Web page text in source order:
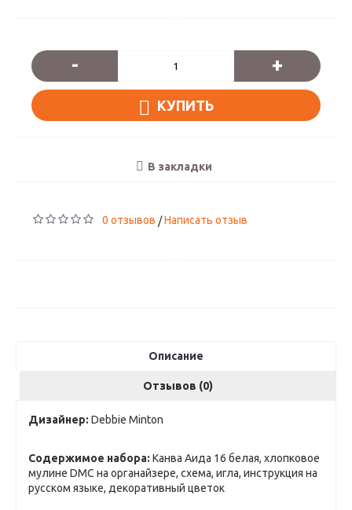
- +
КУПИТЬ
В закладки
0 отзывов /Написать отзыв
Описание
Отзывов (0)
Дизайнер: Debbie Minton
Содержимое набора: Канва Аида 16 белая, хлопковое
мулине DMC на органайзере, схема, игла, инструкция на
русском языке, декоративный цветок